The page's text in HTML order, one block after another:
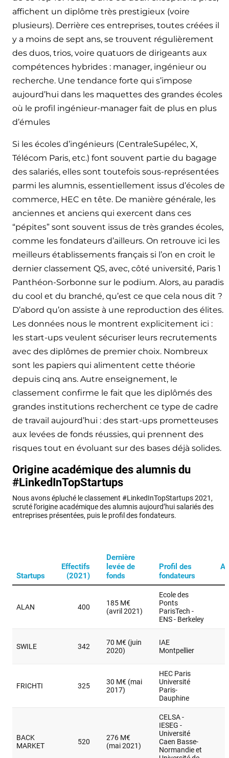
affichent un diplôme très prestigieux (voire
plusieurs). Derrière ces entreprises, toutes créées il
y a moins de sept ans, se trouvent régulièrement
des duos, trios, voire quatuors de dirigeants aux
compétences hybrides : manager, ingénieur ou
recherche. Une tendance forte qui s’impose
aujourd’hui dans les maquettes des grandes écoles
où le profil ingénieur-manager fait de plus en plus
d’émules
Si les écoles d’ingénieurs (CentraleSupélec, X,
Télécom Paris, etc.) font souvent partie du bagage
des salariés, elles sont toutefois sous-représentées
parmi les alumnis, essentiellement issus d’écoles de
commerce, HEC en tête. De manière générale, les
anciennes et anciens qui exercent dans ces
“pépites” sont souvent issus de très grandes écoles,
comme les fondateurs d’ailleurs. On retrouve ici les
meilleurs établissements français si l’on en croit le
dernier classement QS, avec, côté université, Paris 1
Panthéon-Sorbonne sur le podium. Alors, au paradis
du cool et du branché, qu’est ce que cela nous dit ?
D’abord qu’on assiste à une reproduction des élites.
Les données nous le montrent explicitement ici :
les start-ups veulent sécuriser leurs recrutements
avec des diplômes de premier choix. Nombreux
sont les papiers qui alimentent cette théorie
depuis cinq ans. Autre enseignement, le
classement confirme le fait que les diplômés des
grandes institutions recherchent ce type de cadre
de travail aujourd’hui : des start-ups prometteuses
aux levées de fonds réussies, qui prennent des
risques tout en évoluant sur des bases déjà solides.